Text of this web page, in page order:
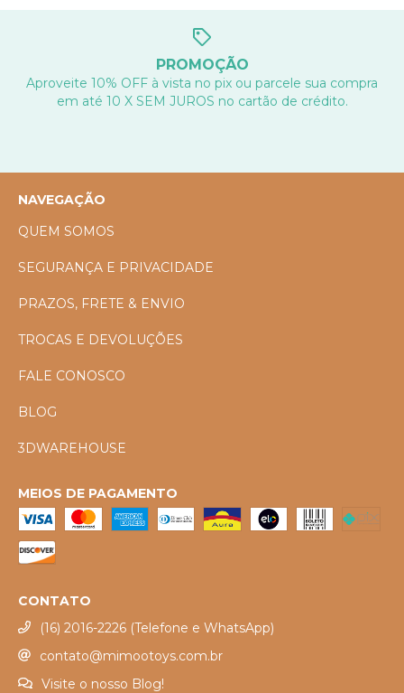
PROMOÇÃO
Aproveite 10% OFF à vista no pix ou parcele sua compra
em até 10 X SEM JUROS no cartão de crédito.
NAVEGAÇÃO
QUEM SOMOS
SEGURANÇA E PRIVACIDADE
PRAZOS, FRETE & ENVIO
TROCAS E DEVOLUÇÕES
FALE CONOSCO
BLOG
3DWAREHOUSE
MEIOS DE PAGAMENTO
CONTATO
(16) 2016-2226 (Telefone e WhatsApp)
contato@mimootoys.com.br
Visite o nosso Blog!